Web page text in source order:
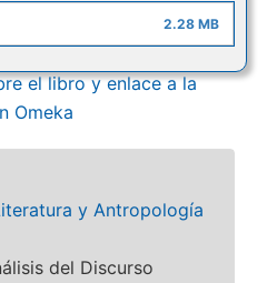
2.28 MB
el libro y enlace a la
Omeka
y Antropología
del Discurso